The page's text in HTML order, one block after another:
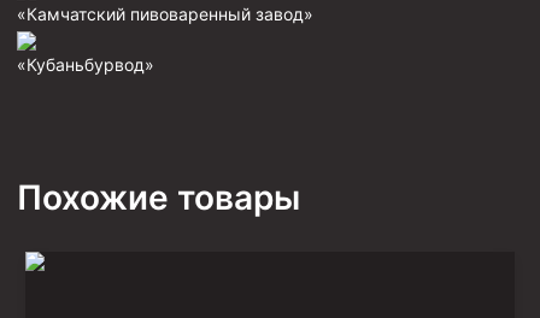
Фрезеры пилотные
Райберы конусные
Ключи
«Камчатский пивоваренный завод»
«Кубаньбурвод»
Похожие товары